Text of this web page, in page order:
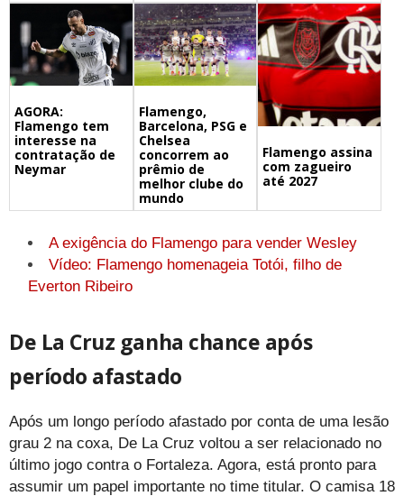
AGORA:
Flamengo tem
interesse na
contratação de
Neymar
Flamengo,
Barcelona, PSG e
Chelsea
concorrem ao
prêmio de
melhor clube do
mundo
Flamengo assina
com zagueiro
até 2027
A exigência do Flamengo para vender Wesley
Vídeo: Flamengo homenageia Totói, filho de
Everton Ribeiro
De La Cruz ganha chance após
período afastado
Após um longo período afastado por conta de uma lesão
grau 2 na coxa, De La Cruz voltou a ser relacionado no
último jogo contra o Fortaleza. Agora, está pronto para
assumir um papel importante no time titular. O camisa 18